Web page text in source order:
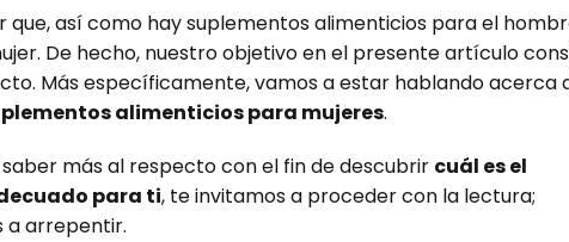
que, así como hay suplementos alimenticios para el
De hecho, nuestro objetivo en el presente artículo
Más específicamente, vamos a estar hablando acerca
alimenticios para mujeres.
más al respecto con el fin de descubrir cuál es el
para ti, te invitamos a proceder con la lectura;
a arrepentir.